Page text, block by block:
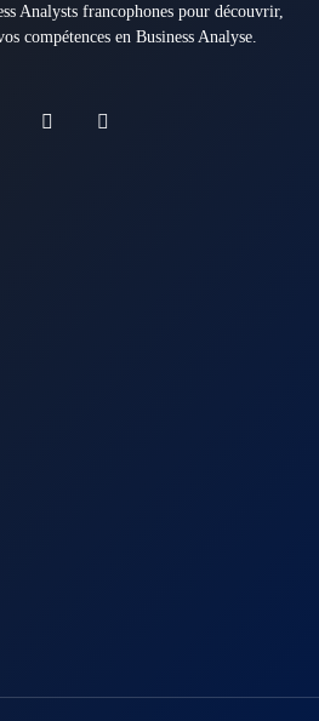
Analysts francophones pour découvrir,
compétences en Business Analyse.